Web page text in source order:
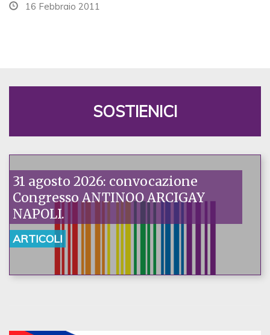
16 Febbraio 2011
SOSTIENICI
31 agosto 2026: convocazione
Congresso ANTINOO ARCIGAY
NAPOLI.
ARTICOLI